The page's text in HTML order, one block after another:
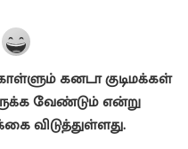
கனடா குடிமக்கள்
வேண்டும் என்று
விடுத்துள்ளது.